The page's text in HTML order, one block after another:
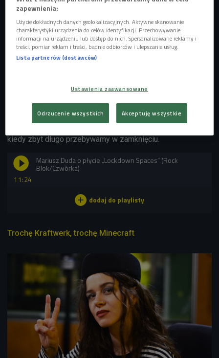
"Sfotografowałem demony"
Gość Czwórki przyznaje, że do nagrania solowego materiału
przyczyniła się także społeczna izolacja. Przebywając w
zamknięciu Mariusz Duda stworzyć album zainspirowany
tłumaczy. - A ponieważ nie jestem artystą, który tworzy
płyty, żeby zmienić świat, robić rewolucje czy angażować
politycznie, postanowiłem zfotografować nasze
kiedy zbyt długo przebywamy w zamknięciu.
11:24
Mariusz Duda o płycie „Lockdown Spaces” (Rock
Blok/Czwórka)
Trochę Kraftwerk, trochę Minecraft
zapewnienia:
Użycie dokładnych danych geolokalizacyjnych. Aktywne skanowanie
charakterystyki urządzenia do celów identyfikacji. Przechowywanie
informacji na urządzeniu lub dostęp do nich. Spersonalizowane reklamy i
treści, pomiar reklam i treści, badnie odbiorców i ulepszanie usług.
Lista partnerów (dostawców)
Ustawienia zaawansowane
Odrzucenie wszystkich Akceptuję wszystkie